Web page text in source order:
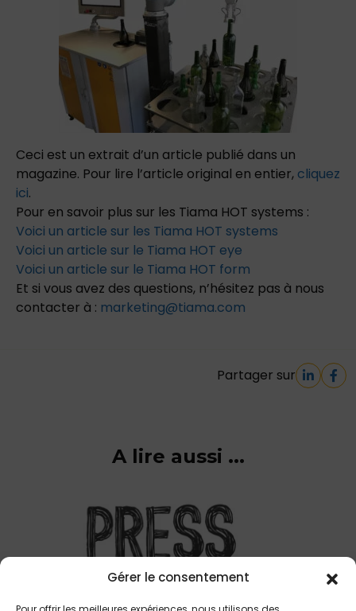
Gérer le consentement
Ceci est un extrait d’un article publié dans un
magazine. Pour lire l’article original en entier, cliquez
ici.
Pour en savoir plus sur les Tiama HOT systems :
Voici un article sur les Tiama HOT systems
Voici un article sur le Tiama HOT eye
Voici un article sur le Tiama HOT form
Et si vous avez des questions, n’hésitez pas à nous
contacter à : marketing@tiama.com
Partager sur
A lire aussi ...